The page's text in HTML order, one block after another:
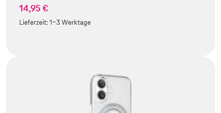
14,95 €
Lieferzeit:1-3 Werktage